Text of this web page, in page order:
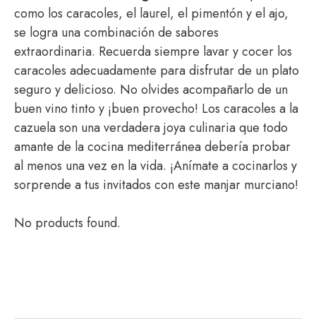
como los caracoles, el laurel, el pimentón y el ajo,
se logra una combinación de sabores
extraordinaria. Recuerda siempre lavar y cocer los
caracoles adecuadamente para disfrutar de un plato
seguro y delicioso. No olvides acompañarlo de un
buen vino tinto y ¡buen provecho! Los caracoles a la
cazuela son una verdadera joya culinaria que todo
amante de la cocina mediterránea debería probar
al menos una vez en la vida. ¡Anímate a cocinarlos y
sorprende a tus invitados con este manjar murciano!
No products found.